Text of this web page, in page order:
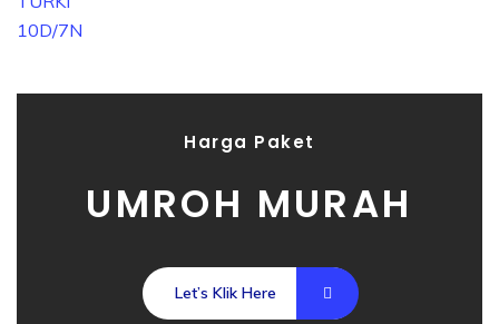
Harga Paket
UMROH MURAH
Let’s Klik Here